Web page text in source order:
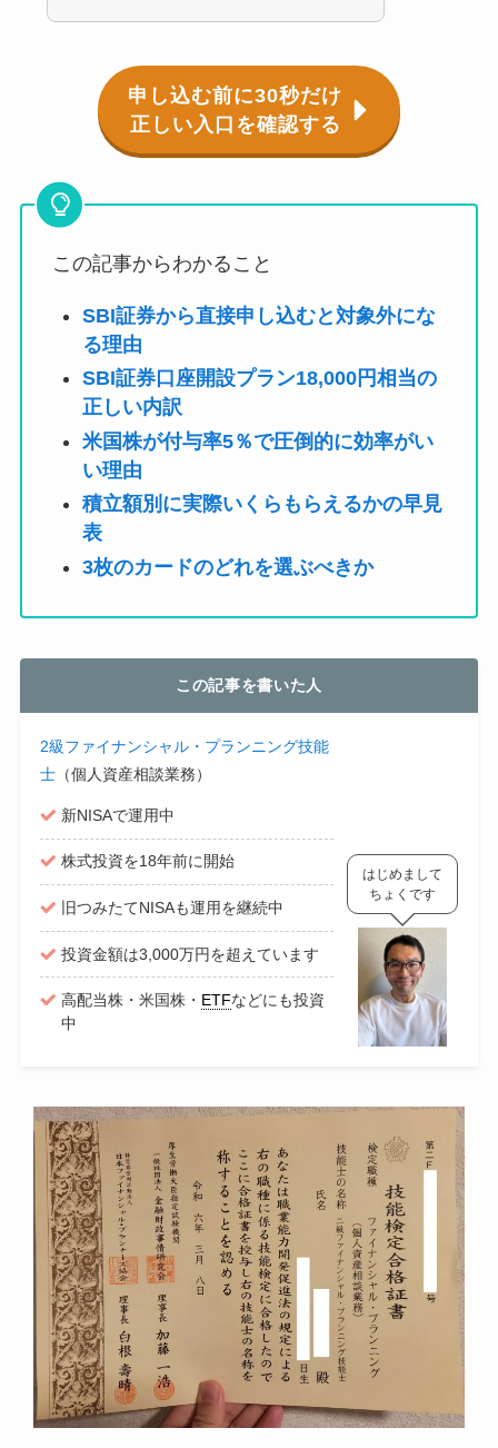
申し込む前に30秒だけ
正しい入口を確認する
この記事からわかること
SBI証券から直接申し込むと対象外にな
る理由
SBI証券口座開設プラン18,000円相当の
正しい内訳
米国株が付与率5％で圧倒的に効率がい
い理由
積立額別に実際いくらもらえるかの早見
表
3枚のカードのどれを選ぶべきか
この記事を書いた人
2級ファイナンシャル・プランニング技能
士（個人資産相談業務）
新NISAで運用中
株式投資を18年前に開始
旧つみたてNISAも運用を継続中
投資金額は3,000万円を超えています
高配当株・米国株・ ETFなどにも投資
中
はじめまして
ちょくです